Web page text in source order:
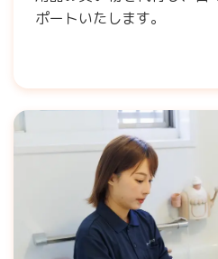
ポートいたします。